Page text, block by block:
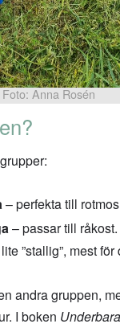
Foto: Anna Rosén
– perfekta till
– passar till råkost.
”stallig”, mest för
andra gruppen,
I boken